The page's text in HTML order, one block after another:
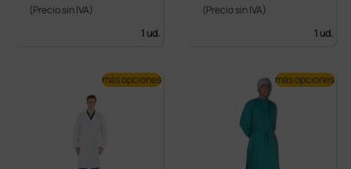
(Precio sin IVA)
1 ud.
(Precio sin IVA)
1 ud.
más opciones más opciones